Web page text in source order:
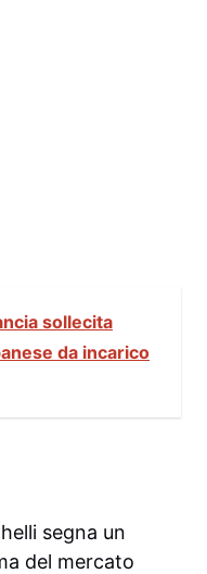
sollecita
da incarico
segna un
del mercato